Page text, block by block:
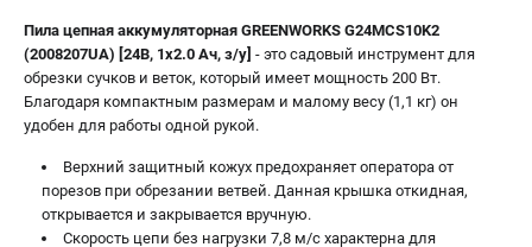
Зарядные устройства
Принадлежности для цепных пил
Принадлежности для триммеров
Принадлежности для газонокосилок
ТЕЛЕФОН (САНКТ-ПЕТЕРБУРГ)
+7 (812) 336-63-08
Пила цепная аккумуляторная GREENWORKS G24MCS10K2
(2008207UA) [24В, 1х2.0 Ач, з/у] - это садовый инструмент для
обрезки сучков и веток, который имеет мощность 200 Вт.
Благодаря компактным размерам и малому весу (1,1 кг) он
удобен для работы одной рукой.
Верхний защитный кожух предохраняет оператора от
порезов при обрезании ветвей. Данная крышка откидная,
открывается и закрывается вручную.
Скорость цепи без нагрузки 7,8 м/c характерна для